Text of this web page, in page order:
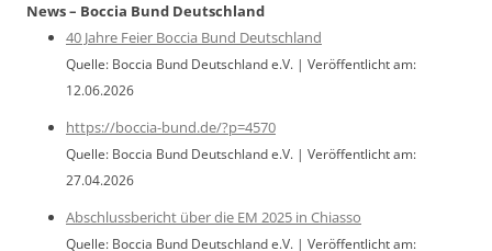
News – Boccia Bund Deutschland
40 Jahre Feier Boccia Bund Deutschland
Quelle: Boccia Bund Deutschland e.V.
Veröffentlicht am:
12.06.2026
https://boccia-bund.de/?p=4570
Quelle: Boccia Bund Deutschland e.V.
Veröffentlicht am:
27.04.2026
Abschlussbericht über die EM 2025 in Chiasso
Quelle: Boccia Bund Deutschland e.V.
Veröffentlicht am: